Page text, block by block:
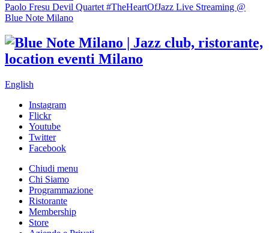
Paolo Fresu Devil Quartet #TheHeartOfJazz Live Streaming @
Blue Note Milano
English
Instagram
Flickr
Youtube
Twitter
Facebook
Chiudi menu
Chi Siamo
Programmazione
Ristorante
Membership
Store